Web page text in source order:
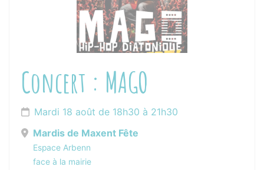
Concert : MAGO
Mardi 18 août de 18h30 à 21h30
Mardis de Maxent Fête
Espace Arbenn
face à la mairie